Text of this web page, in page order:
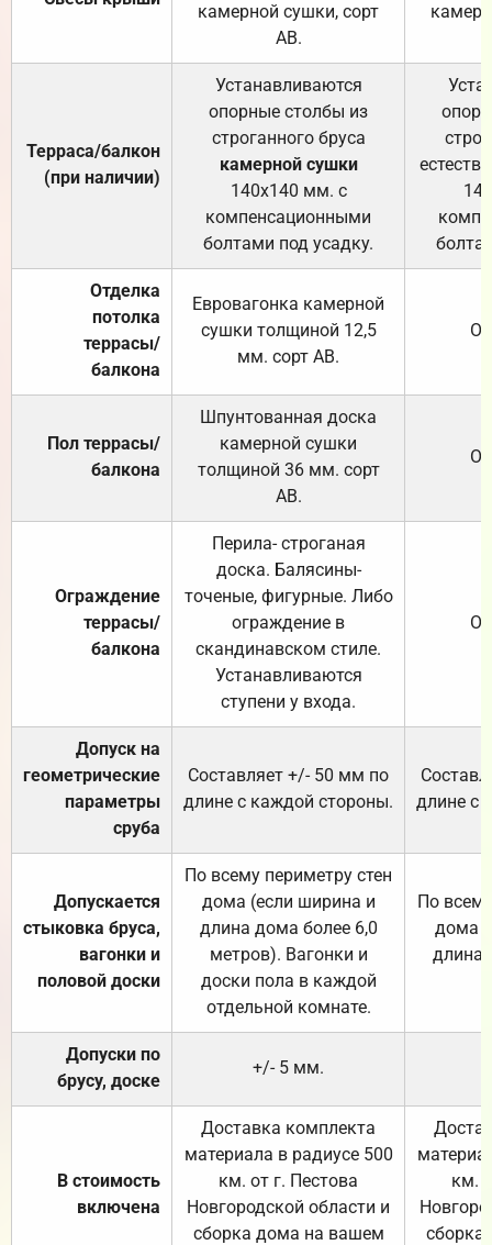
камерной сушки, сорт
АВ.
Терраса/балкон
(при наличии)
Устанавливаются
опорные столбы из
строганного бруса
камерной сушки
140х140 мм. с
компенсационными
болтами под усадку.
Отделка
потолка
террасы/
балкона
Евровагонка камерной
сушки толщиной 12,5
мм. сорт АВ.
Пол террасы/
балкона
Шпунтованная доска
камерной сушки
толщиной 36 мм. сорт
АВ.
Ограждение
террасы/
балкона
Перила- строганая
доска. Балясины-
точеные, фигурные. Либо
ограждение в
скандинавском стиле.
Устанавливаются
ступени у входа.
Допуск на
геометрические
параметры
сруба
Составляет +/- 50 мм по
длине с каждой стороны.
длине с
Допускается
стыковка бруса,
вагонки и
половой доски
По всему периметру стен
дома (если ширина и
длина дома более 6,0
метров). Вагонки и
доски пола в каждой
отдельной комнате.
По
дома
длина
Допуски по
брусу, доске
+/- 5 мм.
В стоимость
включена
Доставка комплекта
материала в радиусе 500
км. от г. Пестова
Новгородской области и
сборка дома на вашем
км.